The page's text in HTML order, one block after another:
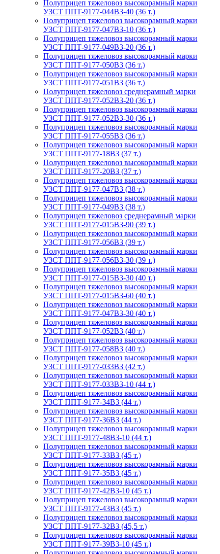
Полуприцеп тяжеловоз высокорамный марки
УЗСТ ППТ-9177-044В3-40 (36 т.)
Полуприцеп тяжеловоз высокорамный марки
УЗСТ ППТ-9177-047В3-10 (36 т.)
Полуприцеп тяжеловоз высокорамный марки
УЗСТ ППТ-9177-049В3-20 (36 т.)
Полуприцеп тяжеловоз высокорамный марки
УЗСТ ППТ-9177-050В3 (36 т.)
Полуприцеп тяжеловоз высокорамный марки
УЗСТ ППТ-9177-051В3 (36 т.)
Полуприцеп тяжеловоз среднерамный марки
УЗСТ ППТ-9177-052В3-20 (36 т.)
Полуприцеп тяжеловоз высокорамный марки
УЗСТ ППТ-9177-052В3-30 (36 т.)
Полуприцеп тяжеловоз высокорамный марки
УЗСТ ППТ-9177-055В3 (36 т.)
Полуприцеп тяжеловоз высокорамный марки
УЗСТ ППТ-9177-18В3 (37 т.)
Полуприцеп тяжеловоз высокорамный марки
УЗСТ ППТ-9177-20В3 (37 т.)
Полуприцеп тяжеловоз высокорамный марки
УЗСТ ППТ-9177-047В3 (38 т.)
Полуприцеп тяжеловоз высокорамный марки
УЗСТ ППТ-9177-049В3 (38 т.)
Полуприцеп тяжеловоз среднерамный марки
УЗСТ ППТ-9177-015В3-90 (39 т.)
Полуприцеп тяжеловоз высокорамный марки
УЗСТ ППТ-9177-056В3 (39 т.)
Полуприцеп тяжеловоз высокорамный марки
УЗСТ ППТ-9177-056В3-30 (39 т.)
Полуприцеп тяжеловоз высокорамный марки
УЗСТ ППТ-9177-015В3-30 (40 т.)
Полуприцеп тяжеловоз высокорамный марки
УЗСТ ППТ-9177-015В3-60 (40 т.)
Полуприцеп тяжеловоз высокорамный марки
УЗСТ ППТ-9177-047В3-30 (40 т.)
Полуприцеп тяжеловоз высокорамный марки
УЗСТ ППТ-9177-052В3 (40 т.)
Полуприцеп тяжеловоз высокорамный марки
УЗСТ ППТ-9177-058В3 (40 т.)
Полуприцеп тяжеловоз высокорамный марки
УЗСТ ППТ-9177-033В3 (42 т.)
Полуприцеп тяжеловоз высокорамный марки
УЗСТ ППТ-9177-033В3-10 (44 т.)
Полуприцеп тяжеловоз высокорамный марки
УЗСТ ППТ-9177-34В3 (44 т.)
Полуприцеп тяжеловоз высокорамный марки
УЗСТ ППТ-9177-36В3 (44 т.)
Полуприцеп тяжеловоз высокорамный марки
УЗСТ ППТ-9177-48В3-10 (44 т.)
Полуприцеп тяжеловоз высокорамный марки
УЗСТ ППТ-9177-33В3 (45 т.)
Полуприцеп тяжеловоз высокорамный марки
УЗСТ ППТ-9177-35В3 (45 т.)
Полуприцеп тяжеловоз высокорамный марки
УЗСТ ППТ-9177-42В3-10 (45 т.)
Полуприцеп тяжеловоз высокорамный марки
УЗСТ ППТ-9177-43В3 (45 т.)
Полуприцеп тяжеловоз высокорамный марки
УЗСТ ППТ-9177-32В3 (45,5 т.)
Полуприцеп тяжеловоз высокорамный марки
УЗСТ ППТ-9177-39В3-10 (45 т.)